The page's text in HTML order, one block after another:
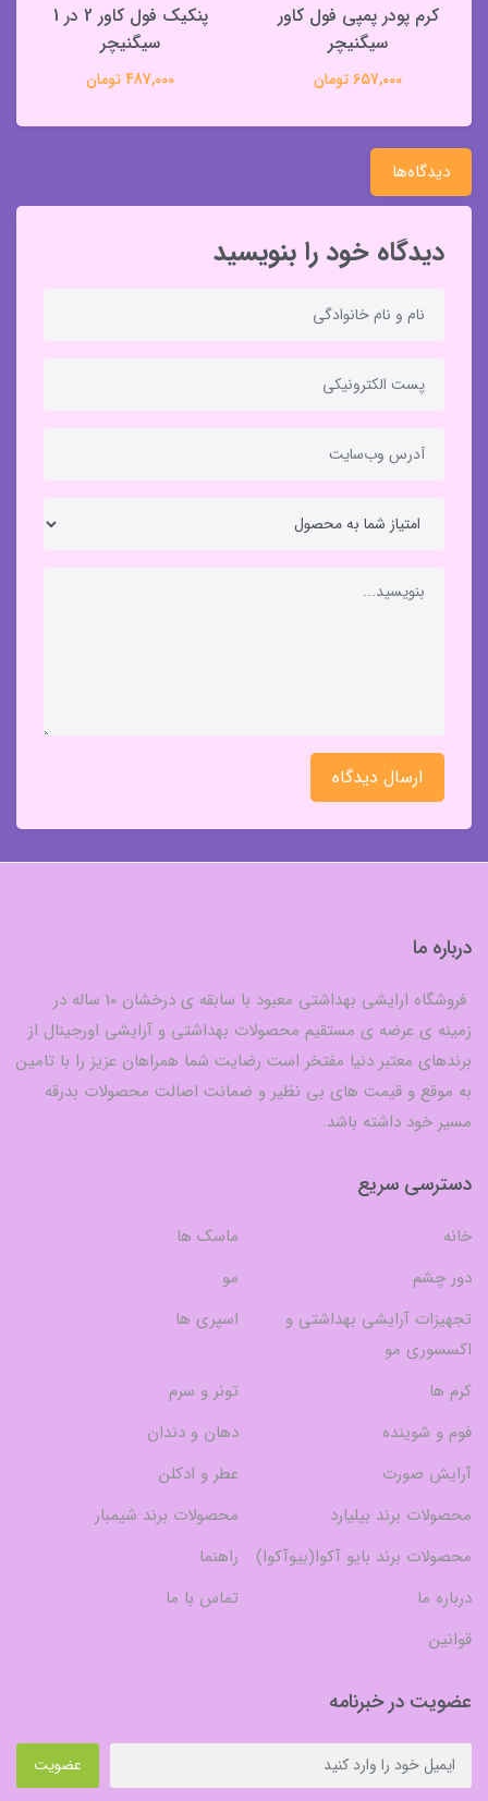
کرم پودر پمپی فول کاور
سیگنیچر
657,000 تومان
پنکیک فول کاور 2 در 1
سیگنیچر
487,000 تومان
دیدگاه‌ها
دیدگاه خود را بنویسید
ارسال دیدگاه
درباره ما
فروشگاه ارایشی بهداشتی معبود با سابقه ی درخشان 10 ساله در
زمینه ی عرضه ی مستقیم محصولات بهداشتی و آرایشی اورجینال از
برندهای معتبر دنیا مفتخر است رضایت شما همراهان عزیز را با تامین
به موقع و قیمت های بی نظیر و ضمانت اصالت محصولات بدرقه
مسیر خود داشته باشد.
دسترسی سریع
خانه
ماسک ها
دور چشم
مو
تجهیزات آرایشی بهداشتی و
اکسسوری مو
اسپری ها
کرم ها
تونر و سرم
فوم و شوینده
دهان و دندان
آرایش صورت
عطر و ادکلن
محصولات برند بیلیارد
محصولات برند شیمبار
محصولات برند بایو آکوا(بیوآکوا)
راهنما
درباره ما
تماس با ما
قوانین
عضویت در خبرنامه
عضویت